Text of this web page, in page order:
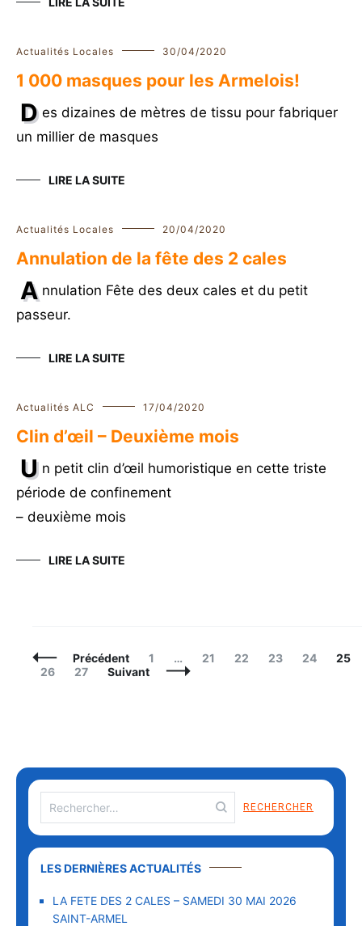
Actualités Locales 30/04/2020
1 000 masques pour les Armelois!
D es dizaines de mètres de tissu pour fabriquer
un millier de masques
LIRE LA SUITE
Actualités Locales 20/04/2020
Annulation de la fête des 2 cales
A nnulation Fête des deux cales et du petit
passeur.
LIRE LA SUITE
Actualités ALC 17/04/2020
Clin d’œil – Deuxième mois
U n petit clin d’œil humoristique en cette triste
période de confinement
– deuxième mois
LIRE LA SUITE
Navigation
des
Précédent Page
1 … Page
21 Page
22 Page
23 Page
24 Page
25
Page
26 Page
27 Suivant
LES DERNIÈRES ACTUALITÉS
LA FETE DES 2 CALES – SAMEDI 30 MAI 2026
SAINT-ARMEL